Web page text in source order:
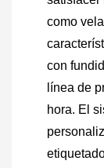
como
con
línea de
hora. El